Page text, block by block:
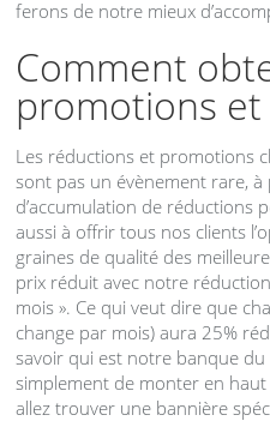
ferons de notre mieux
Comment
promotions
Les réductions et promotions
sont pas un évènement rare,
d’accumulation de réductions
aussi à offrir tous nos clients
graines de qualité des
prix réduit avec notre
mois ». Ce qui veut dire que
change par mois) aura 25%
savoir qui est notre banque
simplement de monter en
allez trouver une bannière